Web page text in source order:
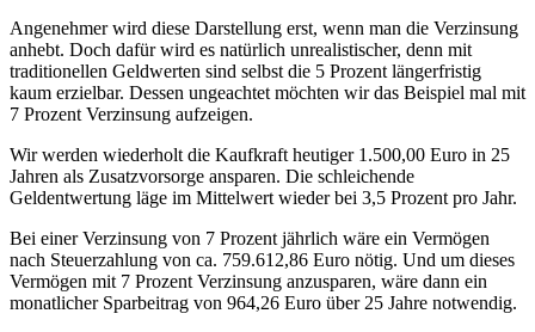
Angenehmer wird diese Darstellung erst, wenn man die Verzinsung
anhebt. Doch dafür wird es natürlich unrealistischer, denn mit
traditionellen Geldwerten sind selbst die 5 Prozent längerfristig
kaum erzielbar. Dessen ungeachtet möchten wir das Beispiel mal mit
7 Prozent Verzinsung aufzeigen.
Wir werden wiederholt die Kaufkraft heutiger 1.500,00 Euro in 25
Jahren als Zusatzvorsorge ansparen. Die schleichende
Geldentwertung läge im Mittelwert wieder bei 3,5 Prozent pro Jahr.
Bei einer Verzinsung von 7 Prozent jährlich wäre ein Vermögen
nach Steuerzahlung von ca. 759.612,86 Euro nötig. Und um dieses
Vermögen mit 7 Prozent Verzinsung anzusparen, wäre dann ein
monatlicher Sparbeitrag von 964,26 Euro über 25 Jahre notwendig.